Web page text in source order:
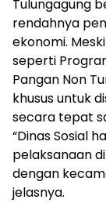
Tulungagung
rendahnya
ekonomi.
seperti
Pangan Non
khusus untuk
secara tepat
“Dinas Sosial
pelaksanaan
dengan
jelasnya.